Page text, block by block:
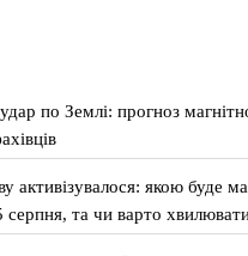
по Землі: прогноз
активізувалося: якою буде
серпня, та чи варто